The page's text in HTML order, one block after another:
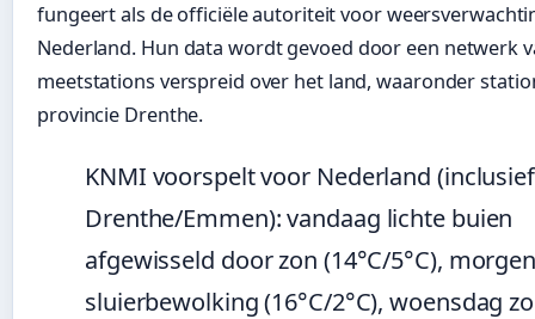
fungeert als de officiële autoriteit voor
Nederland. Hun data wordt gevoed door een netwerk
meetstations verspreid over het land, waaronder
provincie Drenthe.
KNMI voorspelt voor Nederland (inclusief
Drenthe/Emmen): vandaag lichte buien
afgewisseld door zon (14°C/5°C),
sluierbewolking (16°C/2°C), woensdag